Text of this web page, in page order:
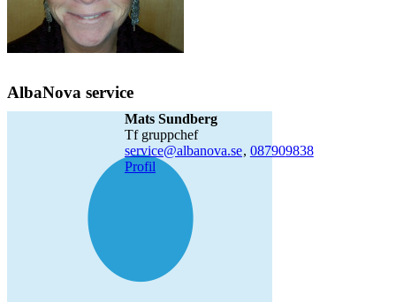
AlbaNova service
Mats Sundberg
tf gruppchef
service@albanova.se, 087909838
Profil